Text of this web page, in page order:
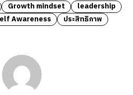
Growth mindset
leadership
Awareness
ประสิทธิภาพ